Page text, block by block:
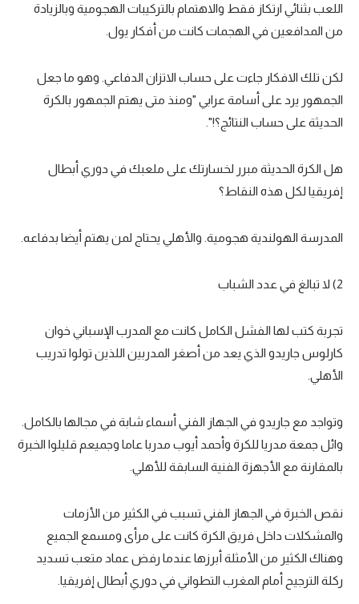
اللعب بثنائي ارتكاز فقط والاهتمام بالتركيبات الهجومية وبالزيادة
من المدافعين في الهجمات كانت من أفكار يول.
لكن تلك الافكار جاءت على حساب الاتزان الدفاعي. وهو ما جعل
الجمهور يرد على أسامة عرابي "ومنذ متى يهتم الجمهور بالكرة
الحديثة على حساب النتائج؟!".
هل الكرة الحديثة مبرر لخسارتك على ملعبك في دوري أبطال
إفريقيا لكل هذه النقاط؟
المدرسة الهولندية هجومية. والأهلي يحتاج لمن يهتم أيضا بدفاعه.
2) لا تبالغ في عدد الشباب
تجربة كتب لها الفشل الكامل كانت مع المدرب الإسباني خوان
كارلوس جاريدو الذي يعد من أصغر المدربين اللذين تولوا تدريب
الأهلي.
وتواجد مع جاريدو في الجهاز الفني أسماء شابة في مجالها بالكامل.
وائل جمعة مدريا للكرة وأحمد أيوب مدربا عاما وجميعم قليلوا الخبرة
بالمقارنة مع الأجهزة الفنية السابقة للأهلي.
نقص الخبرة في الجهاز الفني تسبب في الكثير من الأزمات
والمشكلات داخل فريق الكرة كانت على مرأى ومسمع الجميع
وهناك الكثير من الأمثلة أبرزها عندما رفض عماد متعب تسديد
ركلة الترجيح أمام المغرب التطواني في دوري أبطال إفريقيا.